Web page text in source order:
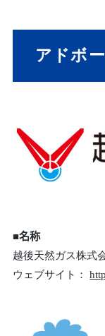
アドボ
■名称
越後天然ガス株式
ウェブサイト：